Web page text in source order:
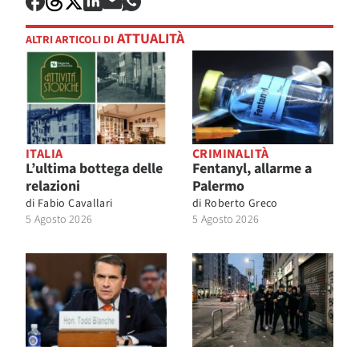
ALTRI ARTICOLI DI ATTUALITÀ
ITALIA
L’ultima bottega delle
relazioni
di Fabio Cavallari
5 Agosto 2026
CRIMINALITÀ
Fentanyl, allarme a
Palermo
di Roberto Greco
5 Agosto 2026